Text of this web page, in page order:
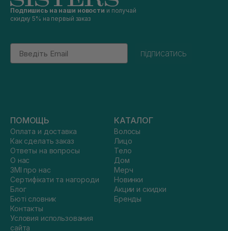
Подпишись на наши новости и получай
скидку 5% на первый заказ
Email
підписатись
ПОМОЩЬ
Оплата и доставка
Как сделать заказ
Ответы на вопросы
О нас
ЗМІ про нас
Сертифікати та нагороди
Блог
Бюті словник
Контакты
Условия использования
сайта
КАТАЛОГ
Волосы
Лицо
Тело
Дом
Мерч
Новинки
Акции и скидки
Бренды